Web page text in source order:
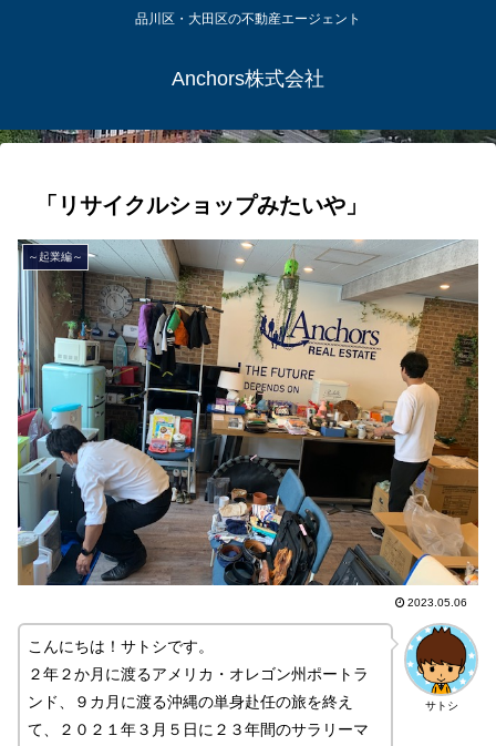
品川区・大田区の不動産エージェント
Anchors株式会社
「リサイクルショップみたいや」
～起業編～
2023.05.06
サトシ
こんにちは！サトシです。
２年２か月に渡るアメリカ・オレゴン州ポートラ
ンド、９カ月に渡る沖縄の単身赴任の旅を終え
て、２０２１年３月５日に２３年間のサラリーマ